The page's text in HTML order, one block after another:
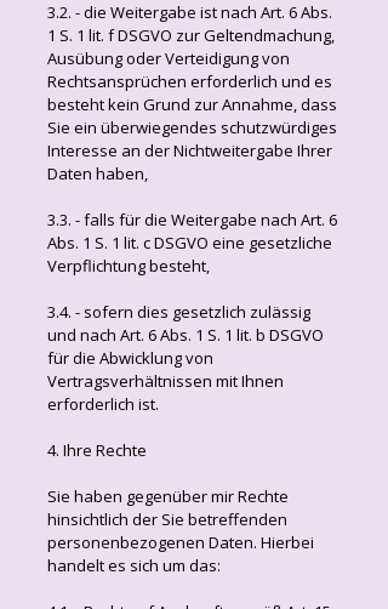
3.2. - die Weitergabe ist nach Art. 6 Abs.
1 S. 1 lit. f DSGVO zur Geltendmachung,
Ausübung oder Verteidigung von
Rechtsansprüchen erforderlich und es
besteht kein Grund zur Annahme, dass
Sie ein überwiegendes schutzwürdiges
Interesse an der Nichtweitergabe Ihrer
Daten haben,
3.3. - falls für die Weitergabe nach Art. 6
Abs. 1 S. 1 lit. c DSGVO eine gesetzliche
Verpflichtung besteht,
3.4. - sofern dies gesetzlich zulässig
und nach Art. 6 Abs. 1 S. 1 lit. b DSGVO
für die Abwicklung von
Vertragsverhältnissen mit Ihnen
erforderlich ist.
4. Ihre Rechte
Sie haben gegenüber mir Rechte
hinsichtlich der Sie betreffenden
personenbezogenen Daten. Hierbei
handelt es sich um das: